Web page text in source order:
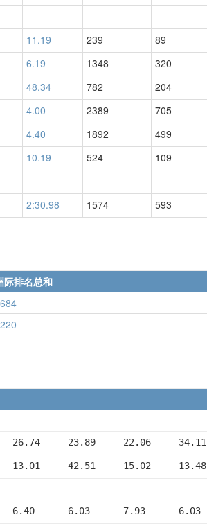
11.19 239 89
6.19 1348 320
48.34 782 204
4.00 2389 705
4.40 1892 499
10.19 524 109
2:30.98 1574 593
际排名总和
26.74     23.89     22.06     34.11
13.01     42.51     15.02     13.48
6.40      6.03      7.93      6.03